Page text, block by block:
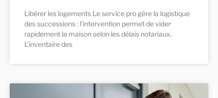
Libérer les logements Le service pro gère la logistique
des successions : l’intervention permet de vider
rapidement la maison selon les délais notariaux.
L’inventaire des